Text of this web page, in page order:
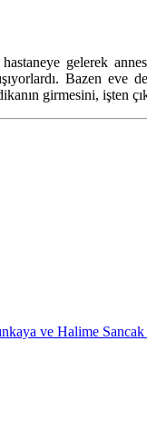
hastaneye gelerek
Bazen eve
girmesini, işten
ve Halime